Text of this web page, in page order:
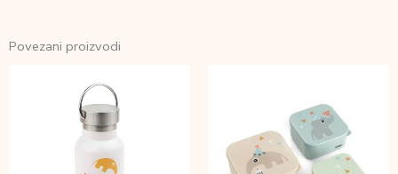
Povezani proizvodi